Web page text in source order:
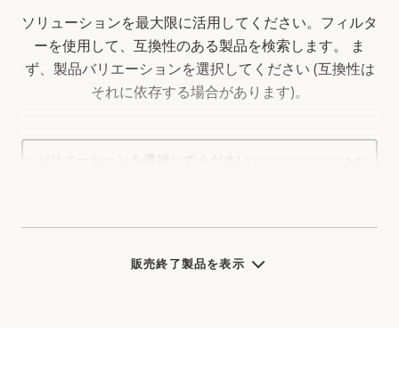
ソリューションを最大限に活用してください。フィルタ
ーを使用して、互換性のある製品を検索します。
ま
ず、製品バリエーションを選択してください (互換性は
それに依存する場合があります)。
Select
販売終了製品を表示